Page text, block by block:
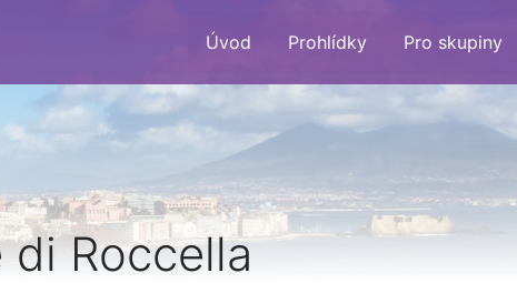
Úvod Prohlídky Pro skupiny
Roccella